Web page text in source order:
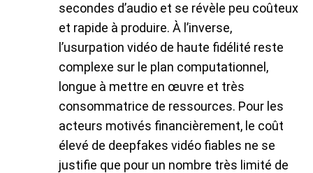
secondes d’audio et se révèle peu coûteux
et rapide à produire. À l’inverse,
l’usurpation vidéo de haute fidélité reste
complexe sur le plan computationnel,
longue à mettre en œuvre et très
consommatrice de ressources. Pour les
acteurs motivés financièrement, le coût
élevé de deepfakes vidéo fiables ne se
justifie que pour un nombre très limité de